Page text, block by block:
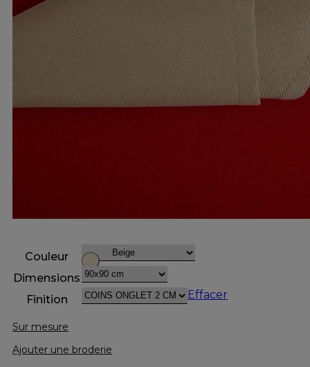
Couleur
Dimensions
Finition
Effacer
Sur mesure
Ajouter une broderie